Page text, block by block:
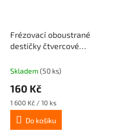
Frézovací oboustrané
destičky čtvercové
Skladem(50 ks)
160 Kč
Měrná
cena:
1 600 Kč / 10 ks
Do košíku